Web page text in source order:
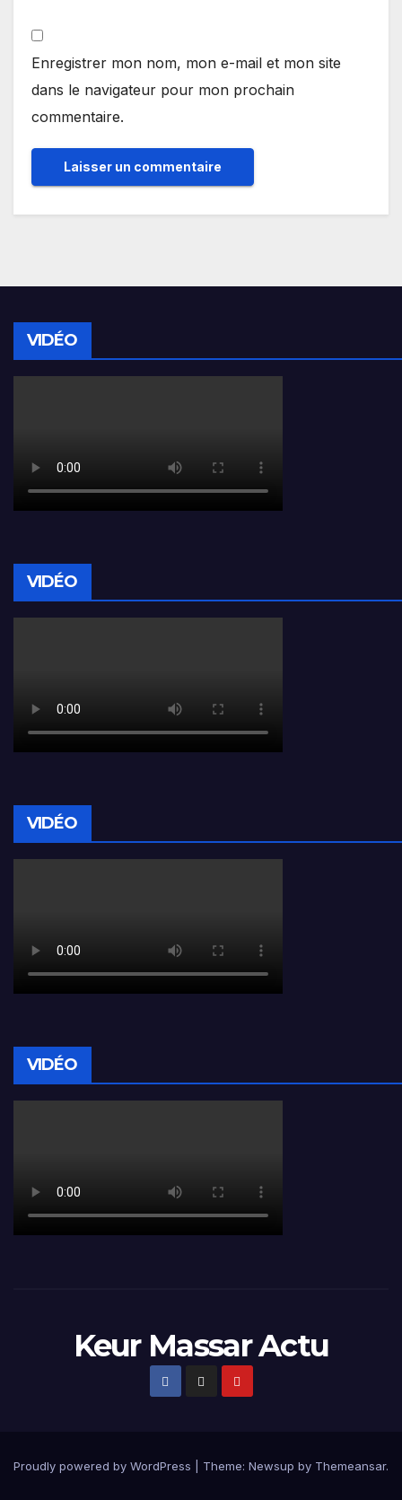
Enregistrer mon nom, mon e-mail et mon site
dans le navigateur pour mon prochain
commentaire.
VIDÉO
VIDÉO
VIDÉO
VIDÉO
Keur Massar Actu
Proudly powered by WordPress Theme: Newsup by Themeansar.